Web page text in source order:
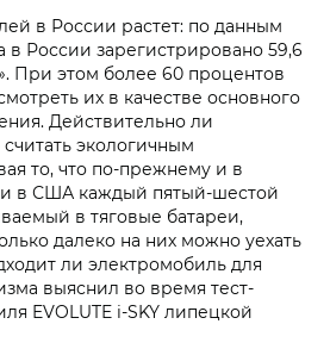
в России растет: по данным
в России зарегистрировано 59,6
При этом более 60 процентов
их в качестве основного
Действительно ли
экологичным
то, что по-прежнему и в
в США каждый пятый-шестой
в тяговые батареи,
далеко на них можно уехать
ли электромобиль для
выяснил во время тест-
EVOLUTE i‑SKY липецкой